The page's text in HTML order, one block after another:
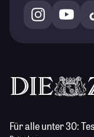
Für alle unter 30: